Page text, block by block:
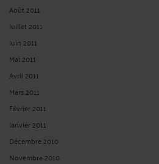
Août 2011
Juillet 2011
Juin 2011
Mai 2011
Avril 2011
Mars 2011
Février 2011
Janvier 2011
Décembre 2010
Novembre 2010